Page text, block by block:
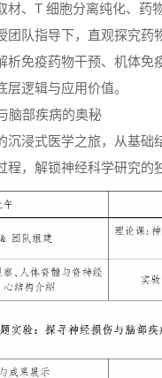
材、T 细胞分离纯化、药
团队指导下，直观探究药
析免疫药物干预、机体免
逻辑与应用价值。
脑部疾病的奥秘
沉浸式医学之旅，从基础
程，解锁神经科学研究的